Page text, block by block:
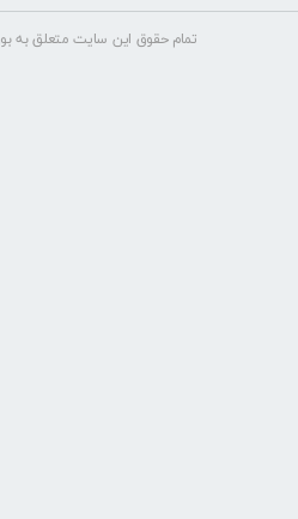
تمام حقوق این سایت متعلق به